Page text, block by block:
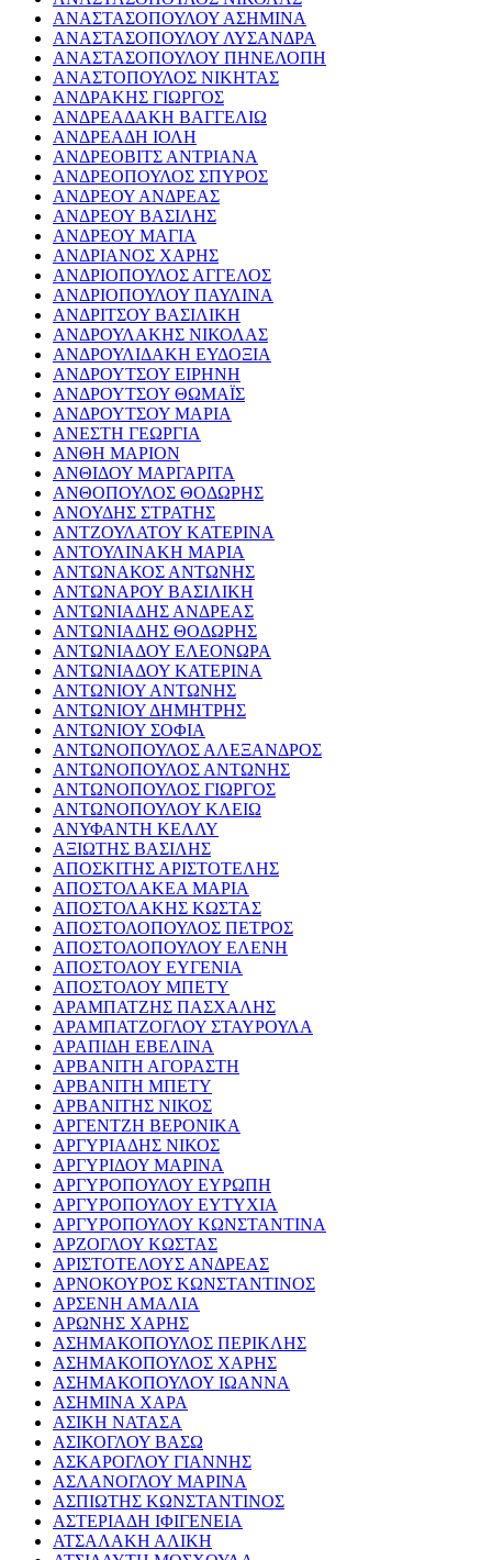
ΑΝΑΣΤΑΣΟΠΟΥΛΟΥ ΑΣΗΜΙΝΑ
ΑΝΑΣΤΑΣΟΠΟΥΛΟΥ ΛΥΣΑΝΔΡΑ
ΑΝΑΣΤΑΣΟΠΟΥΛΟΥ ΠΗΝΕΛΟΠΗ
ΑΝΑΣΤΟΠΟΥΛΟΣ ΝΙΚΗΤΑΣ
ΑΝΔΡΑΚΗΣ ΓΙΩΡΓΟΣ
ΑΝΔΡΕΑΔΑΚΗ ΒΑΓΓΕΛΙΩ
ΑΝΔΡΕΑΔΗ ΙΟΛΗ
ΑΝΔΡΕΟΒΙΤΣ ΑΝΤΡΙΑΝΑ
ΑΝΔΡΕΟΠΟΥΛΟΣ ΣΠΥΡΟΣ
ΑΝΔΡΕΟΥ ΑΝΔΡΕΑΣ
ΑΝΔΡΕΟΥ ΒΑΣΙΛΗΣ
ΑΝΔΡΕΟΥ ΜΑΓΙΑ
ΑΝΔΡΙΑΝΟΣ ΧΑΡΗΣ
ΑΝΔΡΙΟΠΟΥΛΟΣ ΑΓΓΕΛΟΣ
ΑΝΔΡΙΟΠΟΥΛΟΥ ΠΑΥΛΙΝΑ
ΑΝΔΡΙΤΣΟΥ ΒΑΣΙΛΙΚΗ
ΑΝΔΡΟΥΛΑΚΗΣ ΝΙΚΟΛΑΣ
ΑΝΔΡΟΥΛΙΔΑΚΗ ΕΥΔΟΞΙΑ
ΑΝΔΡΟΥΤΣΟΥ ΕΙΡΗΝΗ
ΑΝΔΡΟΥΤΣΟΥ ΘΩΜΑΪΣ
ΑΝΔΡΟΥΤΣΟΥ ΜΑΡΙΑ
ΑΝΕΣΤΗ ΓΕΩΡΓΙΑ
ΑΝΘΗ ΜΑΡΙΟΝ
ΑΝΘΙΔΟΥ ΜΑΡΓΑΡΙΤΑ
ΑΝΘΟΠΟΥΛΟΣ ΘΟΔΩΡΗΣ
ΑΝΟΥΔΗΣ ΣΤΡΑΤΗΣ
ΑΝΤΖΟΥΛΑΤΟΥ ΚΑΤΕΡΙΝΑ
ΑΝΤΟΥΛΙΝΑΚΗ ΜΑΡΙΑ
ΑΝΤΩΝΑΚΟΣ ΑΝΤΩΝΗΣ
ΑΝΤΩΝΑΡΟΥ ΒΑΣΙΛΙΚΗ
ΑΝΤΩΝΙΑΔΗΣ ΑΝΔΡΕΑΣ
ΑΝΤΩΝΙΑΔΗΣ ΘΟΔΩΡΗΣ
ΑΝΤΩΝΙΑΔΟΥ ΕΛΕΟΝΩΡΑ
ΑΝΤΩΝΙΑΔΟΥ ΚΑΤΕΡΙΝΑ
ΑΝΤΩΝΙΟΥ ΑΝΤΩΝΗΣ
ΑΝΤΩΝΙΟΥ ΔΗΜΗΤΡΗΣ
ΑΝΤΩΝΙΟΥ ΣΟΦΙΑ
ΑΝΤΩΝΟΠΟΥΛΟΣ ΑΛΕΞΑΝΔΡΟΣ
ΑΝΤΩΝΟΠΟΥΛΟΣ ΑΝΤΩΝΗΣ
ΑΝΤΩΝΟΠΟΥΛΟΣ ΓΙΩΡΓΟΣ
ΑΝΤΩΝΟΠΟΥΛΟΥ ΚΛΕΙΩ
ΑΝΥΦΑΝΤΗ ΚΕΛΛΥ
ΑΞΙΩΤΗΣ ΒΑΣΙΛΗΣ
ΑΠΟΣΚΙΤΗΣ ΑΡΙΣΤΟΤΕΛΗΣ
ΑΠΟΣΤΟΛΑΚΕΑ ΜΑΡΙΑ
ΑΠΟΣΤΟΛΑΚΗΣ ΚΩΣΤΑΣ
ΑΠΟΣΤΟΛΟΠΟΥΛΟΣ ΠΕΤΡΟΣ
ΑΠΟΣΤΟΛΟΠΟΥΛΟΥ ΕΛΕΝΗ
ΑΠΟΣΤΟΛΟΥ ΕΥΓΕΝΙΑ
ΑΠΟΣΤΟΛΟΥ ΜΠΕΤΥ
ΑΡΑΜΠΑΤΖΗΣ ΠΑΣΧΑΛΗΣ
ΑΡΑΜΠΑΤΖΟΓΛΟΥ ΣΤΑΥΡΟΥΛΑ
ΑΡΑΠΙΔΗ ΕΒΕΛΙΝΑ
ΑΡΒΑΝΙΤΗ ΑΓΟΡΑΣΤΗ
ΑΡΒΑΝΙΤΗ ΜΠΕΤΥ
ΑΡΒΑΝΙΤΗΣ ΝΙΚΟΣ
ΑΡΓΕΝΤΖΗ ΒΕΡΟΝΙΚΑ
ΑΡΓΥΡΙΑΔΗΣ ΝΙΚΟΣ
ΑΡΓΥΡΙΔΟΥ ΜΑΡΙΝΑ
ΑΡΓΥΡΟΠΟΥΛΟΥ ΕΥΡΩΠΗ
ΑΡΓΥΡΟΠΟΥΛΟΥ ΕΥΤΥΧΙΑ
ΑΡΓΥΡΟΠΟΥΛΟΥ ΚΩΝΣΤΑΝΤΙΝΑ
ΑΡΖΟΓΛΟΥ ΚΩΣΤΑΣ
ΑΡΙΣΤΟΤΕΛΟΥΣ ΑΝΔΡΕΑΣ
ΑΡΝΟΚΟΥΡΟΣ ΚΩΝΣΤΑΝΤΙΝΟΣ
ΑΡΣΕΝΗ ΑΜΑΛΙΑ
ΑΡΩΝΗΣ ΧΑΡΗΣ
ΑΣΗΜΑΚΟΠΟΥΛΟΣ ΠΕΡΙΚΛΗΣ
ΑΣΗΜΑΚΟΠΟΥΛΟΣ ΧΑΡΗΣ
ΑΣΗΜΑΚΟΠΟΥΛΟΥ ΙΩΑΝΝΑ
ΑΣΗΜΙΝΑ ΧΑΡΑ
ΑΣΙΚΗ ΝΑΤΑΣΑ
ΑΣΙΚΟΓΛΟΥ ΒΑΣΩ
ΑΣΚΑΡΟΓΛΟΥ ΓΙΑΝΝΗΣ
ΑΣΛΑΝΟΓΛΟΥ ΜΑΡΙΝΑ
ΑΣΠΙΩΤΗΣ ΚΩΝΣΤΑΝΤΙΝΟΣ
ΑΣΤΕΡΙΑΔΗ ΙΦΙΓΕΝΕΙΑ
ΑΤΣΑΛΑΚΗ ΑΛΙΚΗ